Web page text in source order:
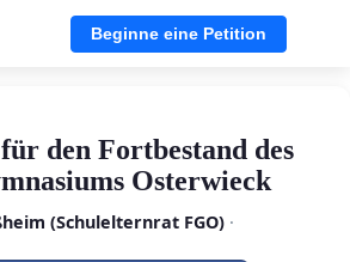
Beginne eine Petition
den Fortbestand des
Osterwieck
(Schulelternrat FGO)·